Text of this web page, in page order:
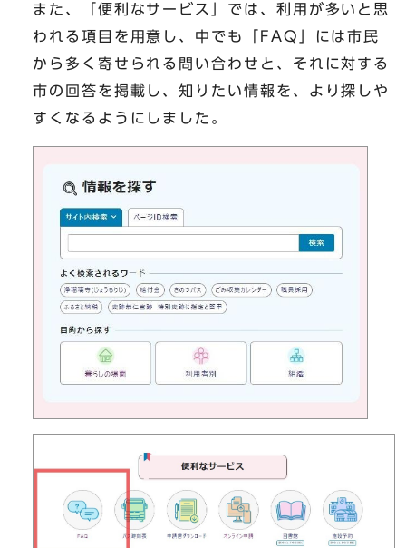
また、「便利なサービス」では、利用が多いと思
われる項目を用意し、中でも「FAQ」には市民
から多く寄せられる問い合わせと、それに対する
市の回答を掲載し、知りたい情報を、より探しや
すくなるようにしました。